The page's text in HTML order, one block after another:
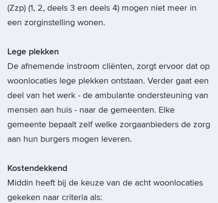
(Zzp) (1, 2, deels 3 en deels 4) mogen niet meer in
een zorginstelling wonen.
Lege plekken
De afnemende instroom cliënten, zorgt ervoor dat op
woonlocaties lege plekken ontstaan. Verder gaat een
deel van het werk - de ambulante ondersteuning van
mensen aan huis - naar de gemeenten. Elke
gemeente bepaalt zelf welke zorgaanbieders de zorg
aan hun burgers mogen leveren.
Kostendekkend
Middin heeft bij de keuze van de acht woonlocaties
gekeken naar criteria als: